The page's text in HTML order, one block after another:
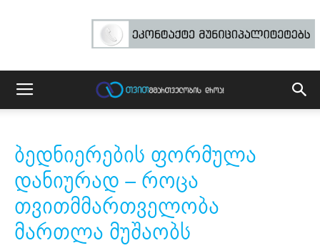
ბედნიერების ფორმულა
დანიურად – როცა
თვითმმართველობა
მართლა მუშაობს